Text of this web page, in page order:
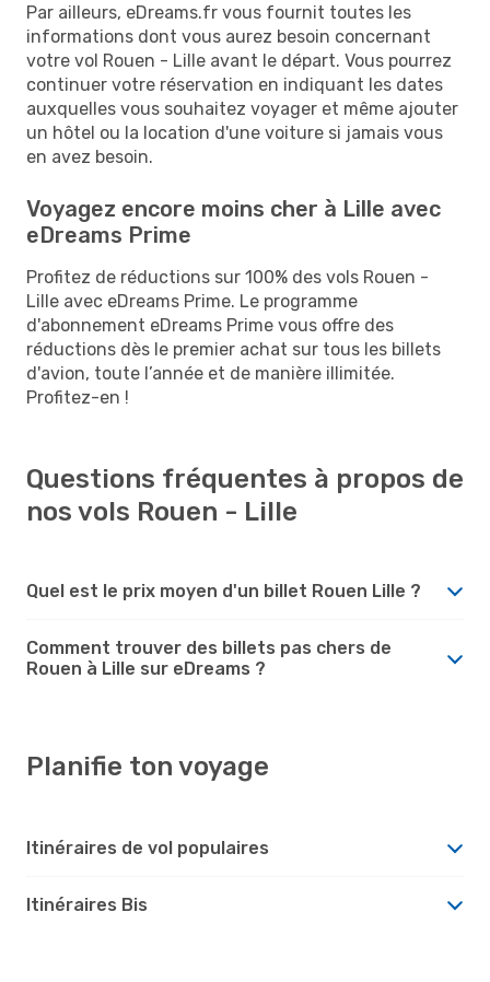
Par ailleurs, eDreams.fr vous fournit toutes les
informations dont vous aurez besoin concernant
votre vol Rouen - Lille avant le départ. Vous pourrez
continuer votre réservation en indiquant les dates
auxquelles vous souhaitez voyager et même ajouter
un hôtel ou la location d'une voiture si jamais vous
en avez besoin.
Voyagez encore moins cher à Lille avec
eDreams Prime
Profitez de réductions sur 100% des vols Rouen -
Lille avec eDreams Prime. Le programme
d'abonnement eDreams Prime vous offre des
réductions dès le premier achat sur tous les billets
d'avion, toute l’année et de manière illimitée.
Profitez-en !
Questions fréquentes à propos de
nos vols Rouen - Lille
Quel est le prix moyen d'un billet Rouen Lille ?
Comment trouver des billets pas chers de
Rouen à Lille sur eDreams ?
Planifie ton voyage
Itinéraires de vol populaires
Itinéraires Bis